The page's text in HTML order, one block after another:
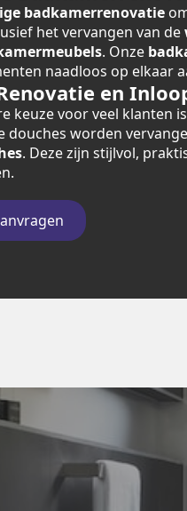
badkamerrenovatie
het vervangen van de
. Onze
naadloos op elkaar
en
keuze voor veel klanten
douches worden
. Deze zijn stijlvol,